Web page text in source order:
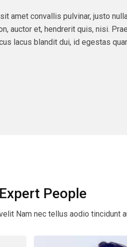
amet convallis pulvinar, justo
auctor et, hendrerit quis, nisi.
lacus blandit dui, id egestas
People
Nam nec tellus aodio tincidunt